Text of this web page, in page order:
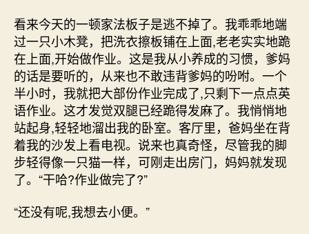
看来今天的一顿家法板子是逃不掉了。我乖乖地端
过一只小木凳，把洗衣擦板铺在上面,老老实实地跪
在上面,开始做作业。这是我从小养成的习惯，爹妈
的话是要听的，从来也不敢违背爹妈的吩咐。一个
半小时，我就把大部份作业完成了,只剩下一点点英
语作业。这才发觉双腿已经跪得发麻了。我悄悄地
站起身,轻轻地溜出我的卧室。客厅里，爸妈坐在背
着我的沙发上看电视。说来也真奇怪，尽管我的脚
步轻得像一只猫一样，可刚走出房门，妈妈就发现
了。“干哈?作业做完了?”
“还没有呢,我想去小便。”